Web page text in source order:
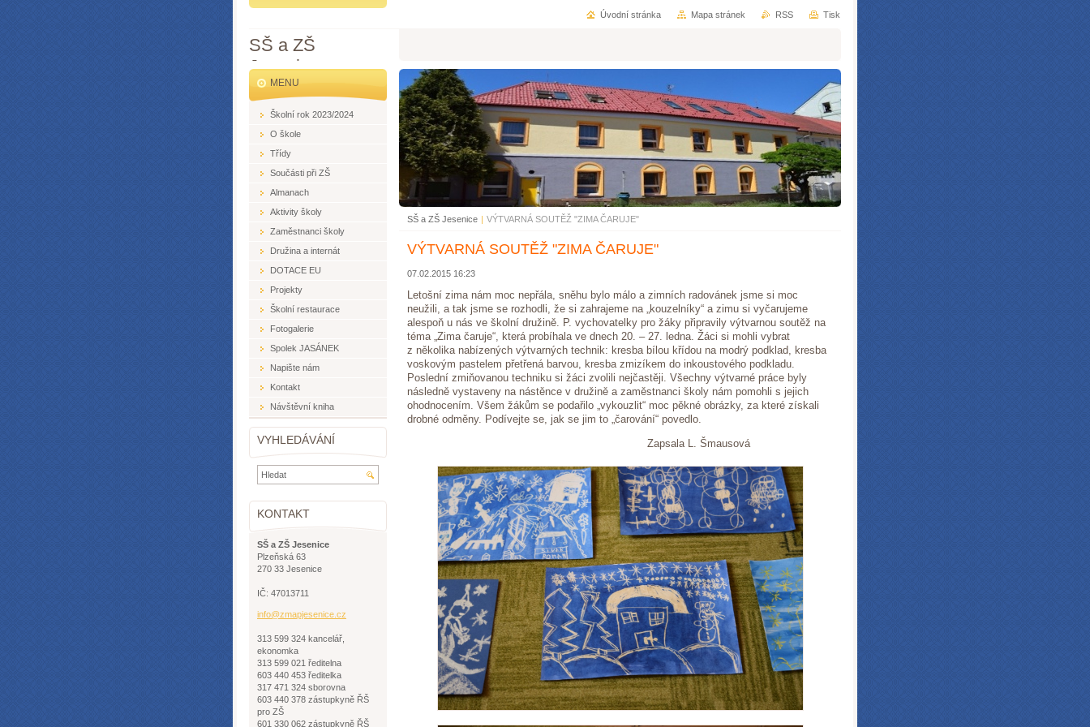
SŠ a ZŠ
Jesenice
SŠ a ZŠ Jesenice | VÝTVARNÁ SOUTĚŽ "ZIMA ČARUJE"
VÝTVARNÁ SOUTĚŽ "ZIMA ČARUJE"
07.02.2015 16:23
Letošní zima nám moc nepřála, sněhu bylo málo a zimních radovánek jsme si moc
neužili, a tak jsme se rozhodli, že si zahrajeme na „kouzelníky“ a zimu si vyčarujeme
alespoň u nás ve školní družině. P. vychovatelky pro žáky připravily výtvarnou soutěž na
téma „Zima čaruje“, která probíhala ve dnech 20. – 27. ledna. Žáci si mohli vybrat
z několika nabízených výtvarných technik: kresba bílou křídou na modrý podklad, kresba
voskovým pastelem přetřená barvou, kresba zmizíkem do inkoustového podkladu.
Poslední zmiňovanou techniku si žáci zvolili nejčastěji. Všechny výtvarné práce byly
následně vystaveny na nástěnce v družině a zaměstnanci školy nám pomohli s jejich
ohodnocením. Všem žákům se podařilo „vykouzlit“ moc pěkné obrázky, za které získali
drobné odměny. Podívejte se, jak se jim to „čarování“ povedlo.
Zapsala L. Šmausová
MENU
Školní rok 2023/2024
O škole
Třídy
Součásti při ZŠ
Almanach
Aktivity školy
Zaměstnanci školy
Družina a internát
DOTACE EU
Projekty
Školní restaurace
Fotogalerie
Spolek JASÁNEK
Napište nám
Kontakt
Návštěvní kniha
VYHLEDÁVÁNÍ
KONTAKT
SŠ a ZŠ Jesenice
Plzeňská 63
270 33 Jesenice
IČ: 47013711
info@zmapjesenice.cz
313 599 324 kancelář,
ekonomka
313 599 021 ředitelna
603 440 453 ředitelka
317 471 324 sborovna
603 440 378 zástupkyně ŘŠ
pro ZŠ
601 330 062 zástupkyně ŘŠ
Úvodní stránka Mapa stránek RSS Tisk